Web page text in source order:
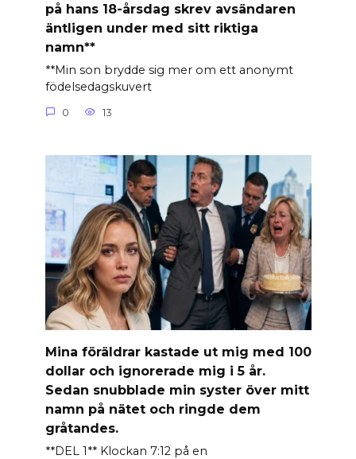
på hans 18-årsdag skrev avsändaren
äntligen under med sitt riktiga
namn**
**Min son brydde sig mer om ett anonymt
födelsedagskuvert
0 13
Mina föräldrar kastade ut mig med 100
dollar och ignorerade mig i 5 år.
Sedan snubblade min syster över mitt
namn på nätet och ringde dem
gråtandes.
**DEL 1** Klockan 7:12 på en